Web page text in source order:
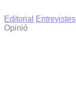
Editorial
Entrevistes
Opinió